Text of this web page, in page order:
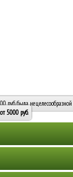
была
от 5000 руб.